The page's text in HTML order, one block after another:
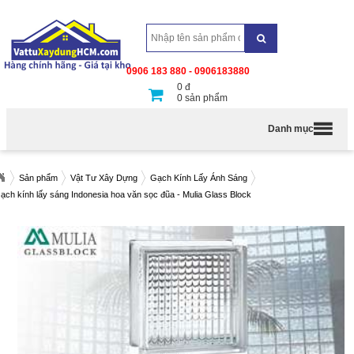
0906 183 880 - 0906183880
0 đ
0 sản phẩm
Danh mục
Sản phẩm Vật Tư Xây Dựng
Gạch Kính Lấy Ánh Sáng
kính lấy sáng Indonesia hoa văn sọc đũa - Mulia Glass Block